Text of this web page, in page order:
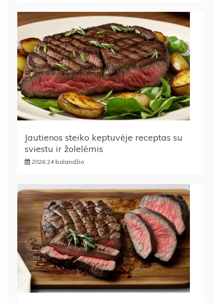
Jautienos steiko keptuvėje receptas su
sviestu ir žolelėmis
2026 24 balandžio